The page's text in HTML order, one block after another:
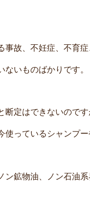
故、不妊症、不育症
いものばかりです。
定はできないのです
っているシャンプ
鉱物油、ノン石油